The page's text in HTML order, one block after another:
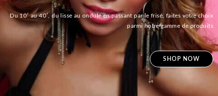
Du 10′ au 40′, du lisse au ondulé en passant par le frisé, faites votre choix
parmi notre gamme de produits
SHOP NOW